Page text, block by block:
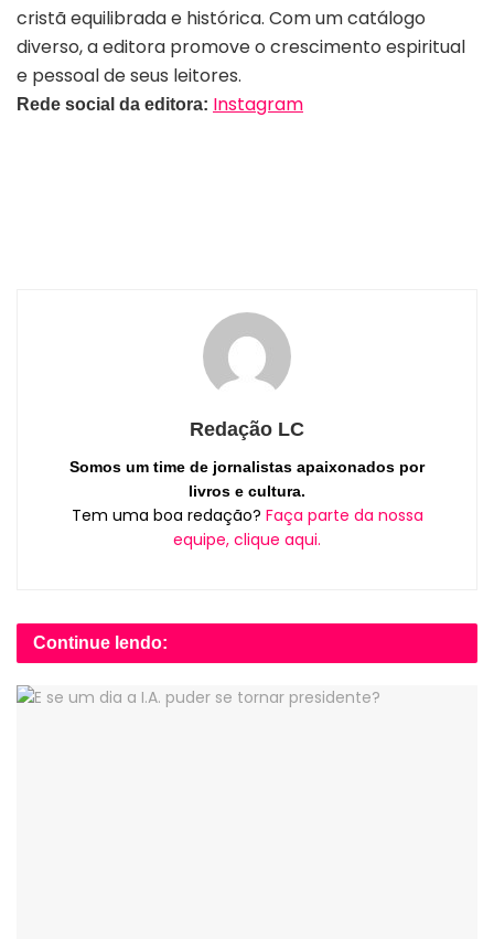
cristã equilibrada e histórica. Com um catálogo
diverso, a editora promove o crescimento espiritual
e pessoal de seus leitores.
Rede social da editora: Instagram
Redação LC
Somos um time de jornalistas apaixonados por
livros e cultura.
Tem uma boa redação? Faça parte da nossa
equipe, clique aqui.
Continue lendo: